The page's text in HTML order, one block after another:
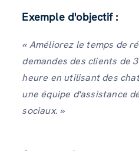
Exemple d'objectif :
« Améliorez le temps de
demandes des clients de
heure en utilisant des
une équipe d'assistance
sociaux. »